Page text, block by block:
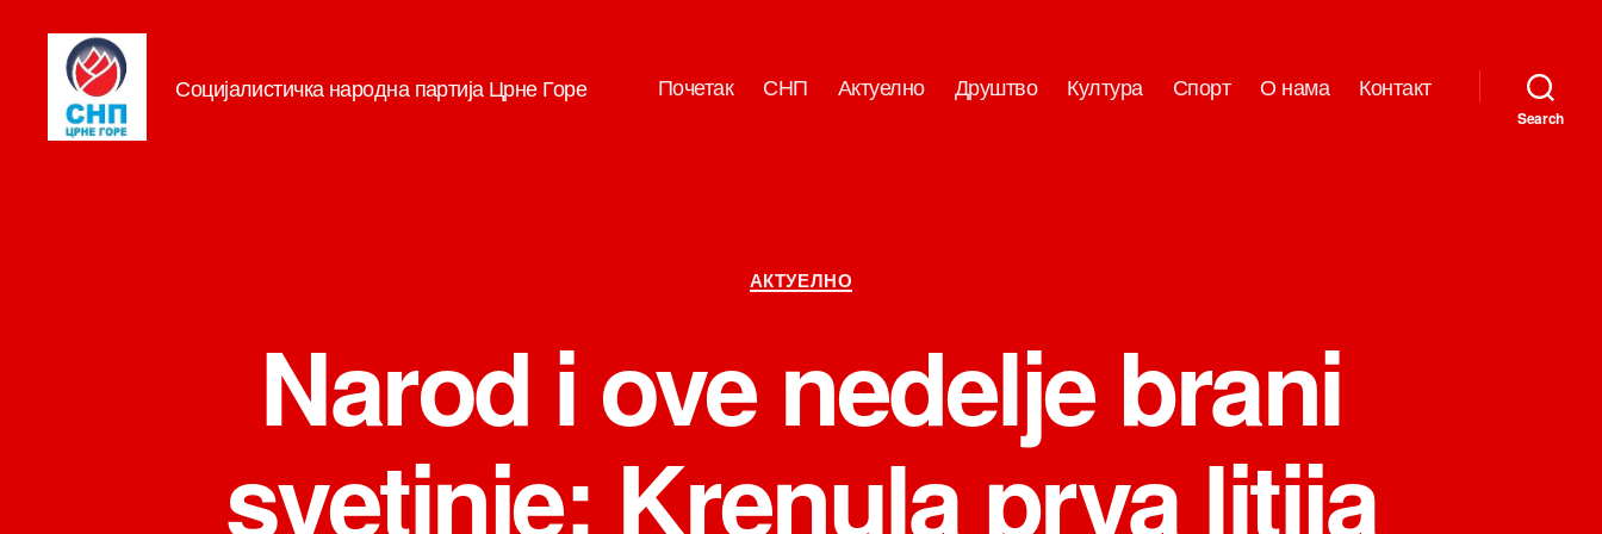
Социјалистичка народна партија Црне Горе Почетак СНП Актуелно Друштво Култура Спорт О нама Контакт
Search
Категорије
АКТУЕЛНО
Narod i ove nedelje brani
svetinje: Krenula prva litija